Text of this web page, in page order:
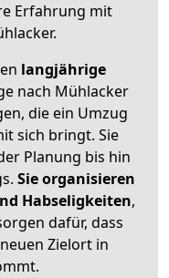
Erfahrung mit
.
langjährige
nach Mühlacker
die ein Umzug
sich bringt. Sie
Planung bis hin
Sie organisieren
Habseligkeiten,
dafür, dass
Zielort in